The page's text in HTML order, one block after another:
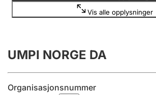
Årsregnskap
Innsending og forsinkelsesgebyr
Vis alle opplysninger
UMPI NORGE DA
Organisasjonsnummer